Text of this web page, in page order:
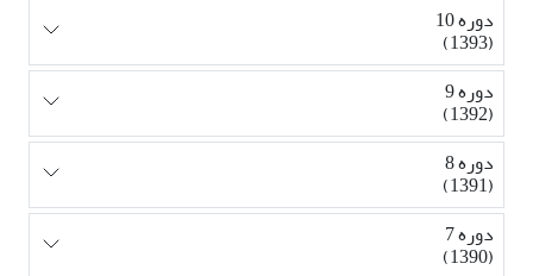
دوره 10
(1393)
دوره 9
(1392)
دوره 8
(1391)
دوره 7
(1390)